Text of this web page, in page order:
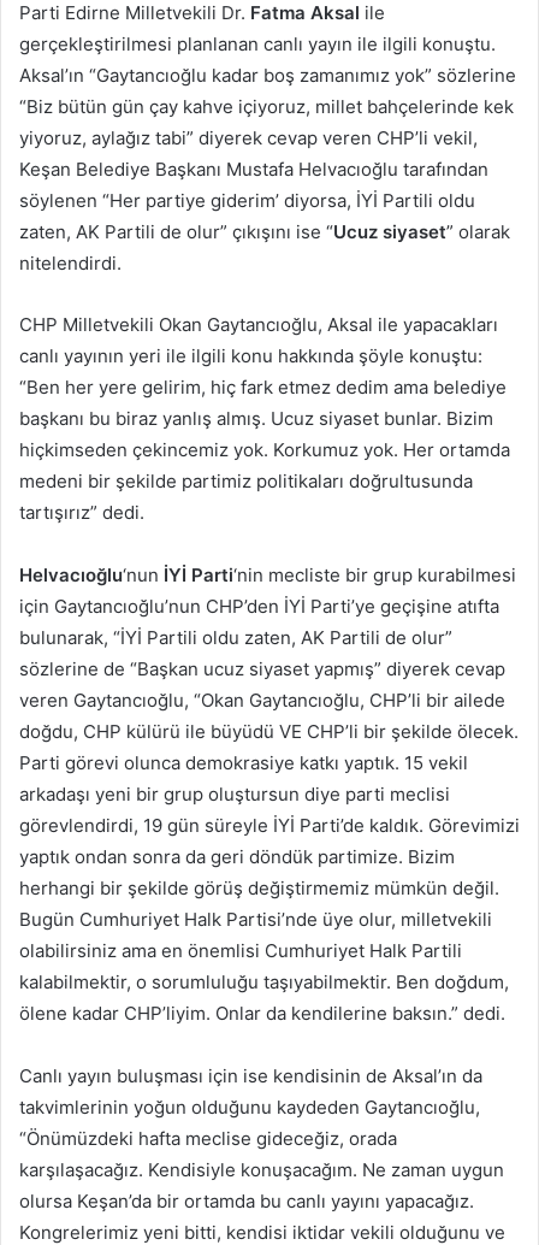
Parti Edirne Milletvekili Dr. Fatma Aksal ile
gerçekleştirilmesi planlanan canlı yayın ile ilgili konuştu.
Aksal’ın “Gaytancıoğlu kadar boş zamanımız yok” sözlerine
“Biz bütün gün çay kahve içiyoruz, millet bahçelerinde kek
yiyoruz, aylağız tabi” diyerek cevap veren CHP’li vekil,
Keşan Belediye Başkanı Mustafa Helvacıoğlu tarafından
söylenen “Her partiye giderim’ diyorsa, İYİ Partili oldu
zaten, AK Partili de olur” çıkışını ise “Ucuz siyaset” olarak
nitelendirdi.
CHP Milletvekili Okan Gaytancıoğlu, Aksal ile yapacakları
canlı yayının yeri ile ilgili konu hakkında şöyle konuştu:
“Ben her yere gelirim, hiç fark etmez dedim ama belediye
başkanı bu biraz yanlış almış. Ucuz siyaset bunlar. Bizim
hiçkimseden çekincemiz yok. Korkumuz yok. Her ortamda
medeni bir şekilde partimiz politikaları doğrultusunda
tartışırız” dedi.
Helvacıoğlu‘nun İYİ Parti‘nin mecliste bir grup kurabilmesi
için Gaytancıoğlu’nun CHP’den İYİ Parti’ye geçişine atıfta
bulunarak, “İYİ Partili oldu zaten, AK Partili de olur”
sözlerine de “Başkan ucuz siyaset yapmış” diyerek cevap
veren Gaytancıoğlu, “Okan Gaytancıoğlu, CHP’li bir ailede
doğdu, CHP külürü ile büyüdü VE CHP’li bir şekilde ölecek.
Parti görevi olunca demokrasiye katkı yaptık. 15 vekil
arkadaşı yeni bir grup oluştursun diye parti meclisi
görevlendirdi, 19 gün süreyle İYİ Parti’de kaldık. Görevimizi
yaptık ondan sonra da geri döndük partimize. Bizim
herhangi bir şekilde görüş değiştirmemiz mümkün değil.
Bugün Cumhuriyet Halk Partisi’nde üye olur, milletvekili
olabilirsiniz ama en önemlisi Cumhuriyet Halk Partili
kalabilmektir, o sorumluluğu taşıyabilmektir. Ben doğdum,
ölene kadar CHP’liyim. Onlar da kendilerine baksın.” dedi.
Canlı yayın buluşması için ise kendisinin de Aksal’ın da
takvimlerinin yoğun olduğunu kaydeden Gaytancıoğlu,
“Önümüzdeki hafta meclise gideceğiz, orada
karşılaşacağız. Kendisiyle konuşacağım. Ne zaman uygun
olursa Keşan’da bir ortamda bu canlı yayını yapacağız.
Kongrelerimiz yeni bitti, kendisi iktidar vekili olduğunu ve